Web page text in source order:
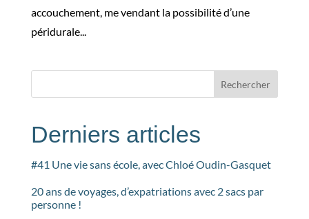
accouchement, me vendant la possibilité d’une
péridurale...
Rechercher
Derniers articles
#41 Une vie sans école, avec Chloé Oudin-Gasquet
20 ans de voyages, d’expatriations avec 2 sacs par
personne !